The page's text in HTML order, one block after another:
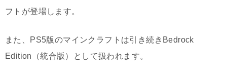
フトが登場します。
また、PS5版のマインクラフトは引き続きBedrock
Edition（統合版）として扱われます。